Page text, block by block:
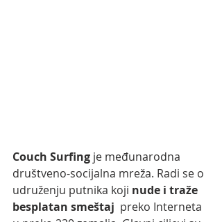
Couch Surfing je međunarodna
društveno-socijalna mreža. Radi se o
udruženju putnika koji nude i traže
besplatan smeštaj
  preko Interneta